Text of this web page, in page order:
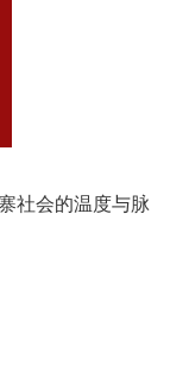
社会的温度与脉